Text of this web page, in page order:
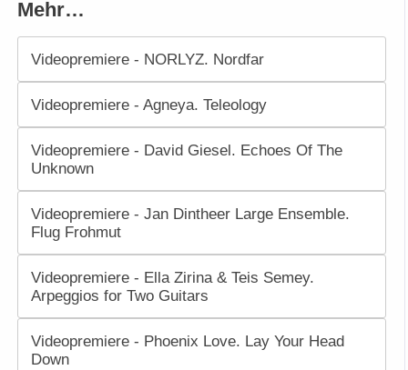
Mehr…
Videopremiere - NORLYZ. Nordfar
Videopremiere - Agneya. Teleology
Videopremiere - David Giesel. Echoes Of The
Unknown
Videopremiere - Jan Dintheer Large Ensemble.
Flug Frohmut
Videopremiere - Ella Zirina & Teis Semey.
Arpeggios for Two Guitars
Videopremiere - Phoenix Love. Lay Your Head
Down